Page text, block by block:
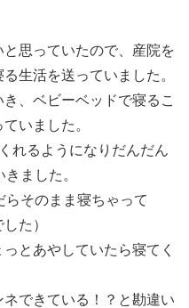
思っていたので、産院を
生活を送っていました。
、ベビーベッドで寝るこ
いました。
れるようになりだんだん
ました。
そのまま寝ちゃって
た）
とあやしていたら寝てく
できている！？と勘違い